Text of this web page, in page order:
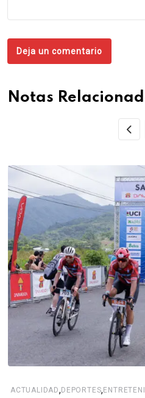
Deja un comentario
Notas
ACTUALIDAD,DEPORTES,